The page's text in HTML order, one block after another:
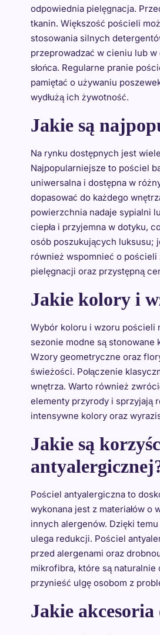
odpowiednia pielęgnacja.
tkanin. Większość pościeli
stosowania silnych
przeprowadzać w cieniu lub
słońca. Regularne pranie
pamiętać o używaniu
wydłużą ich żywotność.
Jakie są
Na rynku dostępnych jest
Najpopularniejsze to pościel
uniwersalna i dostępna w
dopasować do każdego
powierzchnia nadaje sypialni
ciepła i przyjemna w dotyku,
osób poszukujących luksusu;
również wspomnieć o pościeli
pielęgnacji oraz przystępną
Jakie kolory i
Wybór koloru i wzoru pościeli
sezonie modne są
Wzory geometryczne oraz
świeżości. Połączenie
wnętrza. Warto również
elementy przyrody i sprzyjają
intensywne kolory oraz
Jakie są
Pościel antyalergiczna to
wykonana jest z materiałów
innych alergenów. Dzięki
ulega redukcji. Pościel
przed alergenami oraz
mikrofibra, które są
przynieść ulgę osobom z
Jakie